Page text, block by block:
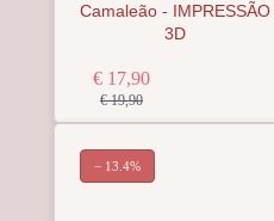
Camaleão - IMPRESSÃO
3D
€ 17,90
€ 19,90
− 13.4%